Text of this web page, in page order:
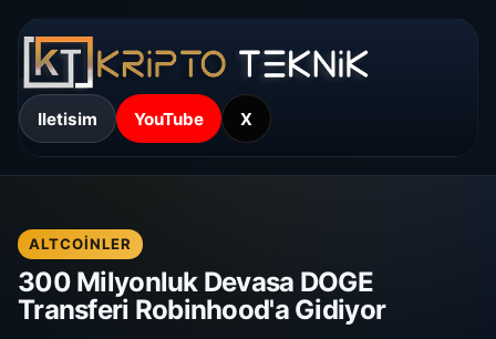
Iletisim YouTube X
ALTCOINLER
300 Milyonluk Devasa DOGE
Transferi Robinhood'a Gidiyor